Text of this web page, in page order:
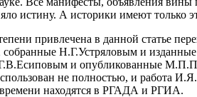
истину. А историки имеют
привлечена в данной статье
Н.Г.Устряловым и
и опубликованные
не полностью, и работа
времени находятся в РГАДА и РГИА.